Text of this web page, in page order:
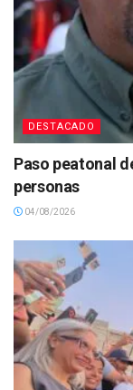
DESTACADO
Paso peatonal
personas
04/08/2026